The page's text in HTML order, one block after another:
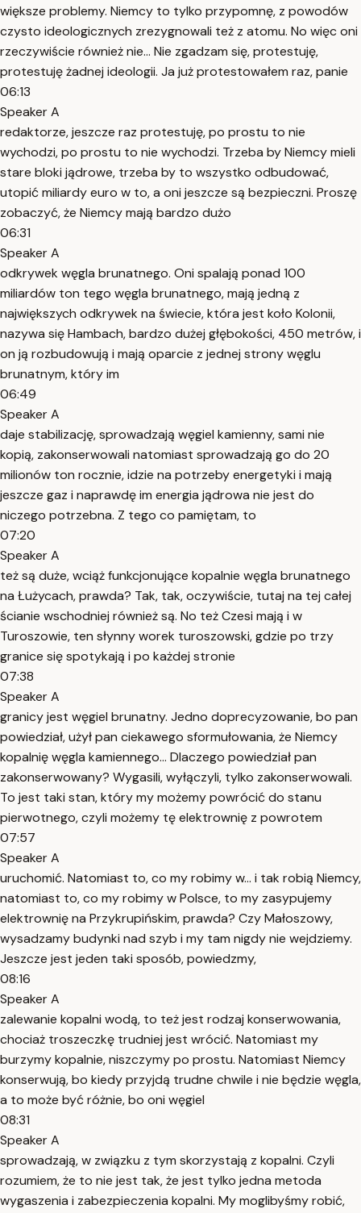
większe problemy. Niemcy to tylko przypomnę, z powodów
czysto ideologicznych zrezygnowali też z atomu. No więc oni
rzeczywiście również nie... Nie zgadzam się, protestuję,
protestuję żadnej ideologii. Ja już protestowałem raz, panie
06:13
Speaker A
redaktorze, jeszcze raz protestuję, po prostu to nie
wychodzi, po prostu to nie wychodzi. Trzeba by Niemcy mieli
stare bloki jądrowe, trzeba by to wszystko odbudować,
utopić miliardy euro w to, a oni jeszcze są bezpieczni. Proszę
zobaczyć, że Niemcy mają bardzo dużo
06:31
Speaker A
odkrywek węgla brunatnego. Oni spalają ponad 100
miliardów ton tego węgla brunatnego, mają jedną z
największych odkrywek na świecie, która jest koło Kolonii,
nazywa się Hambach, bardzo dużej głębokości, 450 metrów, i
on ją rozbudowują i mają oparcie z jednej strony węglu
brunatnym, który im
06:49
Speaker A
daje stabilizację, sprowadzają węgiel kamienny, sami nie
kopią, zakonserwowali natomiast sprowadzają go do 20
milionów ton rocznie, idzie na potrzeby energetyki i mają
jeszcze gaz i naprawdę im energia jądrowa nie jest do
niczego potrzebna. Z tego co pamiętam, to
07:20
Speaker A
też są duże, wciąż funkcjonujące kopalnie węgla brunatnego
na Łużycach, prawda? Tak, tak, oczywiście, tutaj na tej całej
ścianie wschodniej również są. No też Czesi mają i w
Turoszowie, ten słynny worek turoszowski, gdzie po trzy
granice się spotykają i po każdej stronie
07:38
Speaker A
granicy jest węgiel brunatny. Jedno doprecyzowanie, bo pan
powiedział, użył pan ciekawego sformułowania, że Niemcy
kopalnię węgla kamiennego... Dlaczego powiedział pan
zakonserwowany? Wygasili, wyłączyli, tylko zakonserwowali.
To jest taki stan, który my możemy powrócić do stanu
pierwotnego, czyli możemy tę elektrownię z powrotem
07:57
Speaker A
uruchomić. Natomiast to, co my robimy w... i tak robią Niemcy,
natomiast to, co my robimy w Polsce, to my zasypujemy
elektrownię na Przykrupińskim, prawda? Czy Małoszowy,
wysadzamy budynki nad szyb i my tam nigdy nie wejdziemy.
Jeszcze jest jeden taki sposób, powiedzmy,
08:16
Speaker A
zalewanie kopalni wodą, to też jest rodzaj konserwowania,
chociaż troszeczkę trudniej jest wrócić. Natomiast my
burzymy kopalnie, niszczymy po prostu. Natomiast Niemcy
konserwują, bo kiedy przyjdą trudne chwile i nie będzie węgla,
a to może być różnie, bo oni węgiel
08:31
Speaker A
sprowadzają, w związku z tym skorzystają z kopalni. Czyli
rozumiem, że to nie jest tak, że jest tylko jedna metoda
wygaszenia i zabezpieczenia kopalni. My moglibyśmy robić,